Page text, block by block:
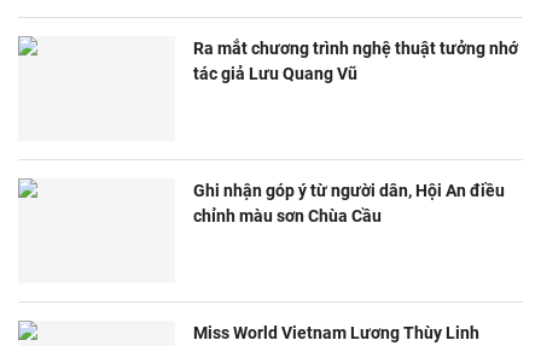
Ra mắt chương trình nghệ thuật tưởng nhớ
tác giả Lưu Quang Vũ
Ghi nhận góp ý từ người dân, Hội An điều
chỉnh màu sơn Chùa Cầu
Miss World Vietnam Lương Thùy Linh